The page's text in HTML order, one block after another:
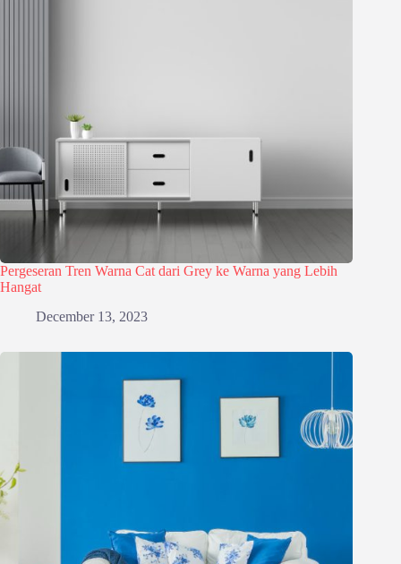
Pergeseran Tren Warna Cat dari Grey ke Warna yang Lebih
Hangat
December 13, 2023